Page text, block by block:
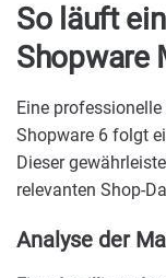
So läuft
Shopware
Eine
Shopware 6 folgt
Dieser
relevanten Shop-
Analyse der